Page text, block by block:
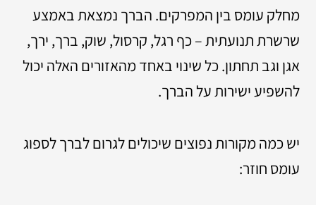
מחלק עומס בין המפרקים. הברך נמצאת באמצע
שרשרת תנועתית – כף רגל, קרסול, שוק, ברך, ירך,
אגן וגב תחתון. כל שינוי באחד מהאזורים האלה יכול
להשפיע ישירות על הברך.
יש כמה מקורות נפוצים שיכולים לגרום לברך לספוג
עומס חוזר: